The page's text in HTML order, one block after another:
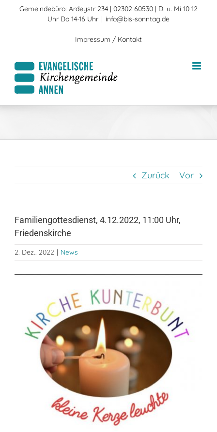
Gemeindebüro: Ardeystr 234 | 02302 60530 | Di u. Mi 10-12
Uhr Do 14-16 Uhr | info@bis-sonntag.de
Impressum / Kontakt
Zurück Vor
Familiengottesdienst, 4.12.2022, 11:00 Uhr,
Friedenskirche
2. Dez.. 2022 | News